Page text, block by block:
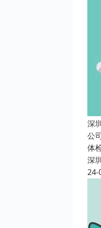
深
公
体
深
24-